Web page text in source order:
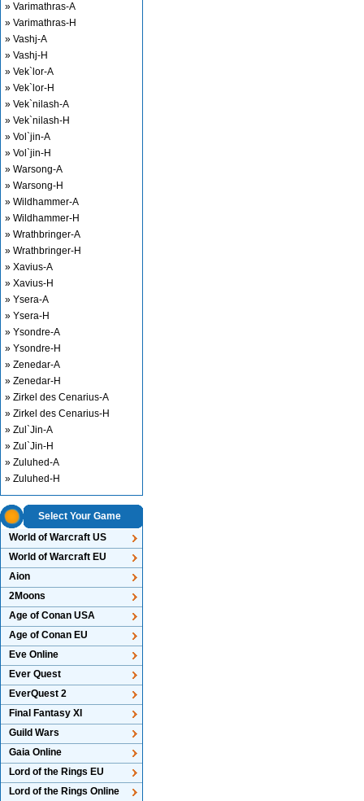
» Varimathras-A
» Varimathras-H
» Vashj-A
» Vashj-H
» Vek`lor-A
» Vek`lor-H
» Vek`nilash-A
» Vek`nilash-H
» Vol`jin-A
» Vol`jin-H
» Warsong-A
» Warsong-H
» Wildhammer-A
» Wildhammer-H
» Wrathbringer-A
» Wrathbringer-H
» Xavius-A
» Xavius-H
» Ysera-A
» Ysera-H
» Ysondre-A
» Ysondre-H
» Zenedar-A
» Zenedar-H
» Zirkel des Cenarius-A
» Zirkel des Cenarius-H
» Zul`Jin-A
» Zul`Jin-H
» Zuluhed-A
» Zuluhed-H
Select Your Game
World of Warcraft US
World of Warcraft EU
Aion
2Moons
Age of Conan USA
Age of Conan EU
Eve Online
Ever Quest
EverQuest 2
Final Fantasy XI
Guild Wars
Gaia Online
Lord of the Rings EU
Lord of the Rings Online